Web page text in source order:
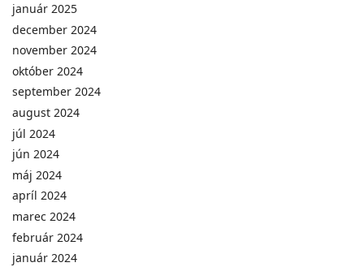
január 2025
december 2024
november 2024
október 2024
september 2024
august 2024
júl 2024
jún 2024
máj 2024
apríl 2024
marec 2024
február 2024
január 2024